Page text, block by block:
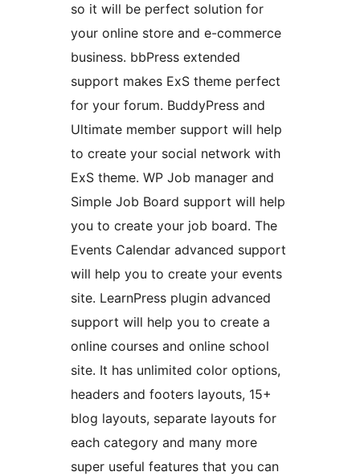
so it will be perfect solution for
your online store and e-commerce
business. bbPress extended
support makes ExS theme perfect
for your forum. BuddyPress and
Ultimate member support will help
to create your social network with
ExS theme. WP Job manager and
Simple Job Board support will help
you to create your job board. The
Events Calendar advanced support
will help you to create your events
site. LearnPress plugin advanced
support will help you to create a
online courses and online school
site. It has unlimited color options,
headers and footers layouts, 15+
blog layouts, separate layouts for
each category and many more
super useful features that you can